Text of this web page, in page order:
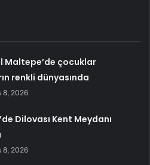
Maltepe’de çocuklar
renkli dünyasında
8, 2026
Dilovası Kent Meydanı
8, 2026